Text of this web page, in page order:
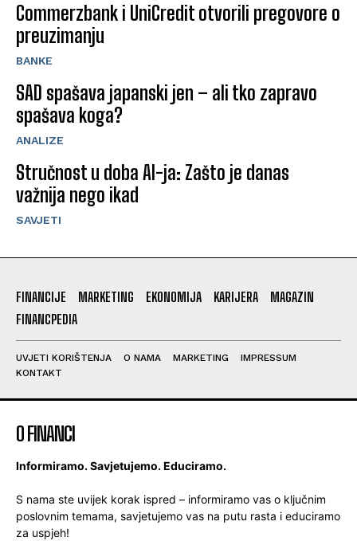
Commerzbank i UniCredit otvorili pregovore o
preuzimanju
BANKE
SAD spašava japanski jen – ali tko zapravo
spašava koga?
ANALIZE
Stručnost u doba AI-ja: Zašto je danas
važnija nego ikad
SAVJETI
FINANCIJE MARKETING EKONOMIJA KARIJERA
MAGAZIN
FINANCPEDIA
UVJETI KORIŠTENJA O NAMA MARKETING
IMPRESSUM
KONTAKT
O FINANCI
Informiramo. Savjetujemo. Educiramo.
S nama ste uvijek korak ispred – informiramo vas o ključnim
poslovnim temama, savjetujemo vas na putu rasta i educiramo
za uspjeh!